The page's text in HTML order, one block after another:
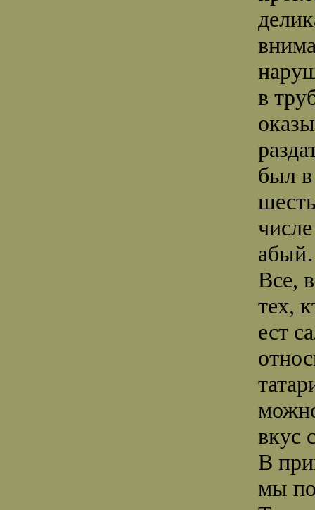
в
был
Все,
тех,
ест
вкус
В
мы